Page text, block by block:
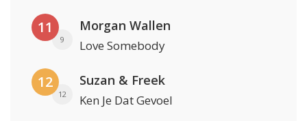
11
9
Morgan Wallen
Love Somebody
12
12
Suzan & Freek
Ken Je Dat Gevoel